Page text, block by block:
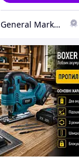
General Market UA